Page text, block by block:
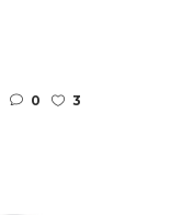
0
3